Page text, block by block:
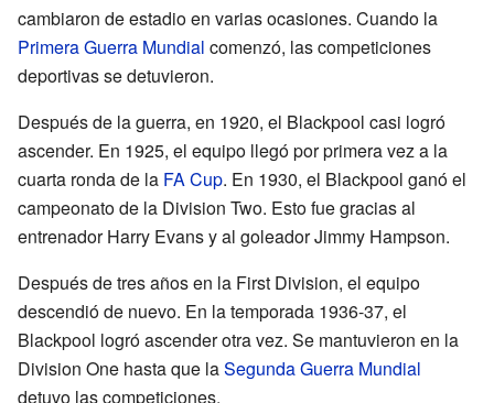
cambiaron de estadio en varias ocasiones. Cuando la
Primera Guerra Mundial comenzó, las competiciones
deportivas se detuvieron.
Después de la guerra, en 1920, el Blackpool casi logró
ascender. En 1925, el equipo llegó por primera vez a la
cuarta ronda de la FA Cup. En 1930, el Blackpool ganó el
campeonato de la Division Two. Esto fue gracias al
entrenador Harry Evans y al goleador Jimmy Hampson.
Después de tres años en la First Division, el equipo
descendió de nuevo. En la temporada 1936-37, el
Blackpool logró ascender otra vez. Se mantuvieron en la
Division One hasta que laSegunda Guerra Mundial
detuvo las competiciones.